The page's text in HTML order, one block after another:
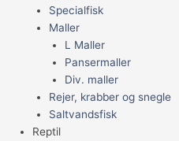
Specialfisk
Maller
L Maller
Pansermaller
Div. maller
Rejer, krabber og snegle
Saltvandsfisk
Reptil